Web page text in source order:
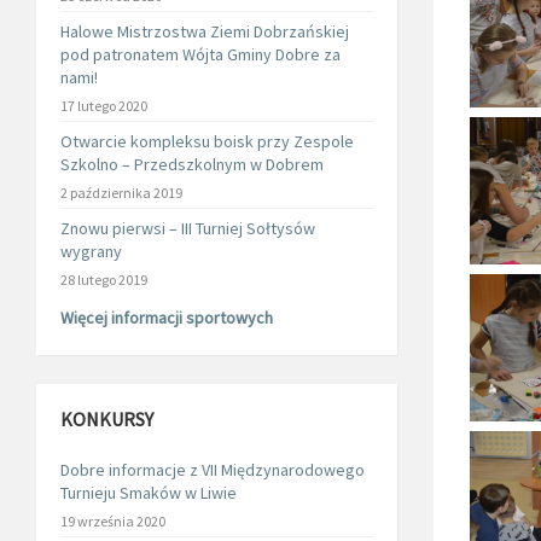
Halowe Mistrzostwa Ziemi Dobrzańskiej
pod patronatem Wójta Gminy Dobre za
nami!
17 lutego 2020
Otwarcie kompleksu boisk przy Zespole
Szkolno – Przedszkolnym w Dobrem
2 października 2019
Znowu pierwsi – III Turniej Sołtysów
wygrany
28 lutego 2019
Więcej informacji sportowych
KONKURSY
Dobre informacje z VII Międzynarodowego
Turnieju Smaków w Liwie
19 września 2020